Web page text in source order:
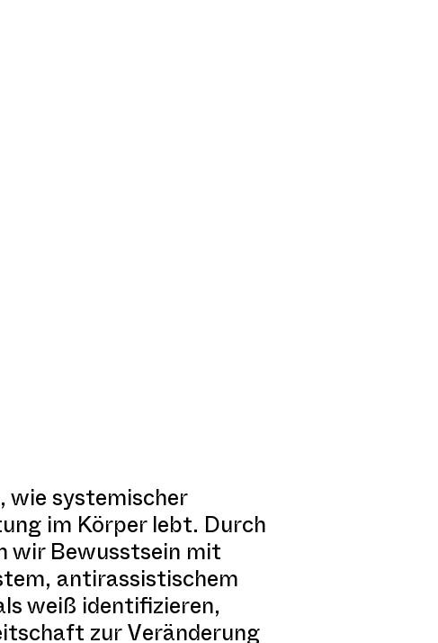
wie systemischer
im Körper lebt. Durch
wir Bewusstsein mit
antirassistischem
weiß identifizieren,
zur Veränderung